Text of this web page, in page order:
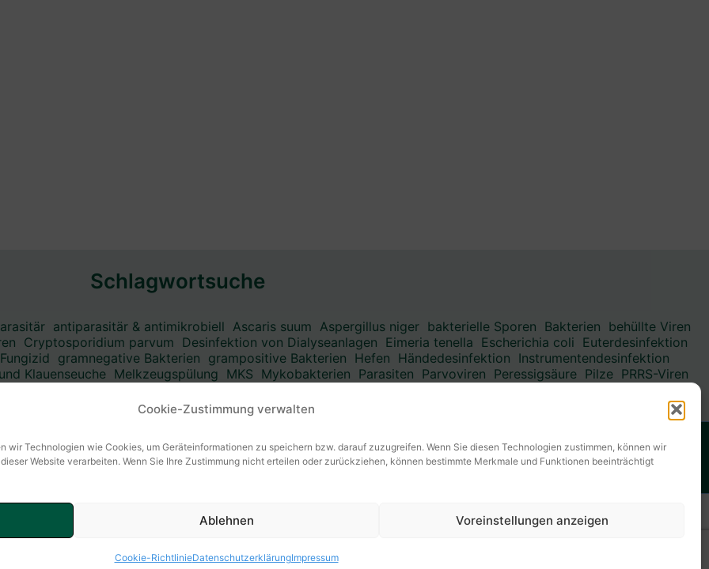
Cookie-Zustimmung verwalten
wir Technologien wie Cookies, um Geräteinformationen zu speichern bzw. darauf zuzugreifen. Wenn Sie diesen Technologien zustimmen, können wir
Website verarbeiten. Wenn Sie Ihre Zustimmung nicht erteilen oder zurückziehen, können bestimmte Merkmale und Funktionen beeinträchtigt
Ablehnen Voreinstellungen anzeigen
Cookie-RichtlinieDatenschutzerklärungImpressum
Schlagwortsuche
antiparasitär & antimikrobiell Ascaris suum Aspergillus niger bakterielle Sporen Bakterien behüllte Viren
Cryptosporidium parvum Desinfektion von Dialyseanlagen Eimeria tenella Escherichia coli Euterdesinfektion
Fungizid gramnegative Bakterien grampositive Bakterien Hefen Händedesinfektion Instrumentendesinfektion
Klauenseuche Melkzeugspülung MKS Mykobakterien Parasiten Parvoviren Peressigsäure Pilze PRRS-Viren
Tränkwasserhygiene unbehüllte Viren
06803 Bitterfeld-Wolfen Kontaktformular ✆ +49(0) 3494 6995-0 E-Mail: info@kesla.de
Copyright © 2026 KESLA HYGIENE AG